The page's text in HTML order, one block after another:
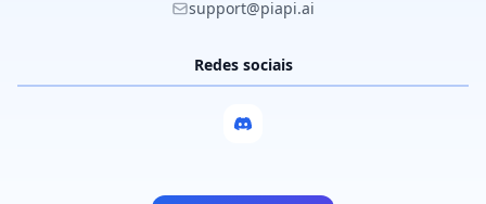
support@piapi.ai
Redes sociais